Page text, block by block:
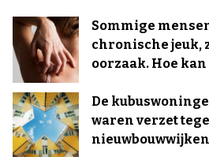
Sommige
chronische jeuk,
oorzaak. Hoe kan
De
waren verzet
nieuwbouwwijken